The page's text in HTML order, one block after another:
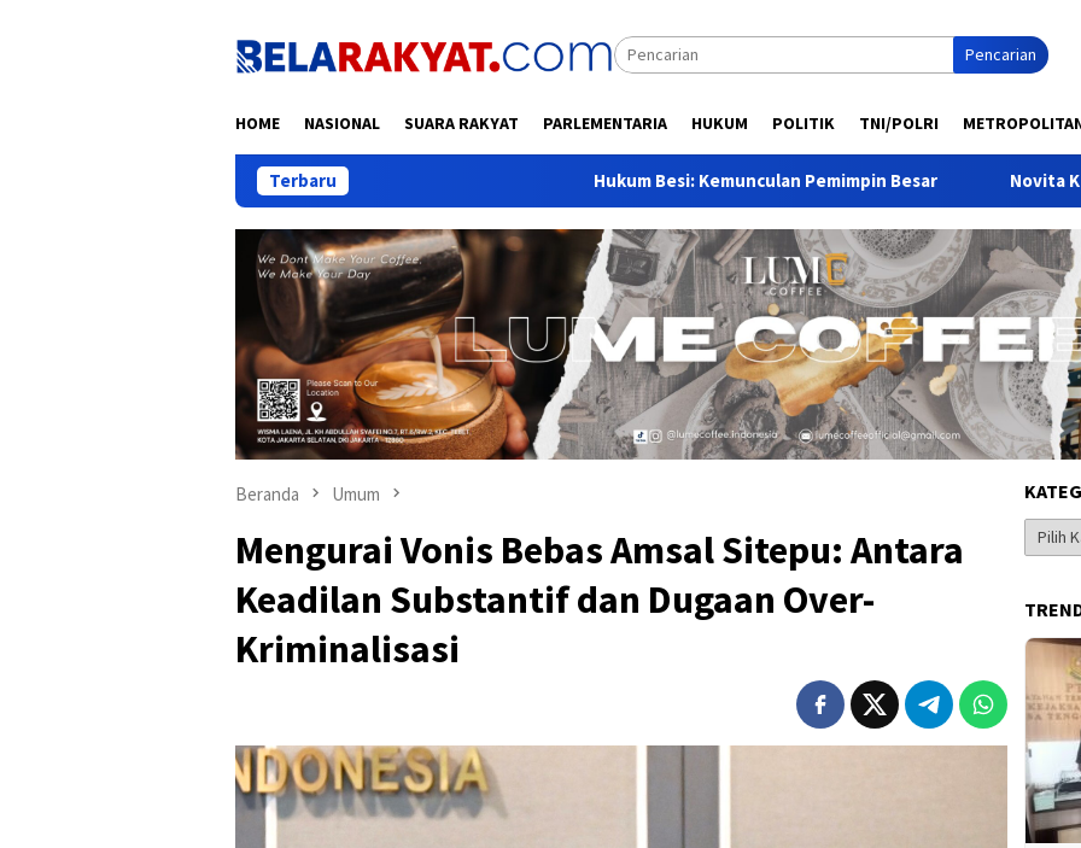
Pencarian
HOME NASIONAL SUARA RAKYAT PARLEMENTARIA HUKUM POLITIK TNI/POLRI
Terbaru Hukum Besi: Kemunculan Pemimpin Besar Novita Kuswantri Korban
Beranda Umum
Mengurai Vonis Bebas Amsal Sitepu: Antara
Keadilan Substantif dan Dugaan Over-
Kriminalisasi
Berita